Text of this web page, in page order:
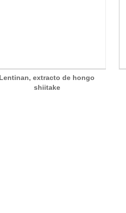
Lentinan, extracto de hongo
shiitake